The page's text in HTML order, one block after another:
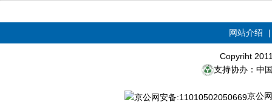
网站介绍
Copyriht
支持协办：中
京公